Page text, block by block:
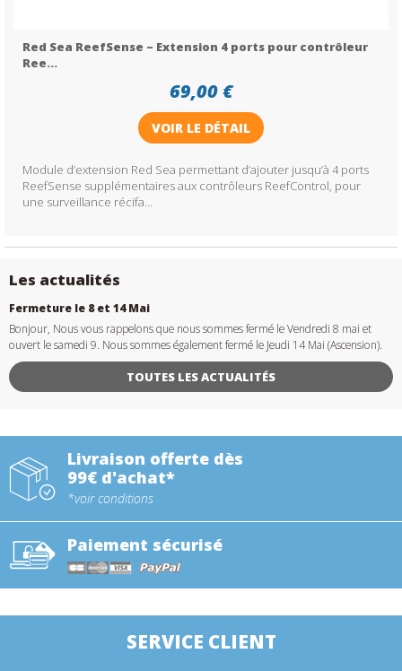
Red Sea ReefSense – Extension 4 ports pour contrôleur
Ree...
69,00 €
VOIR LE DÉTAIL
Module d’extension Red Sea permettant d’ajouter jusqu’à 4 ports
ReefSense supplémentaires aux contrôleurs ReefControl, pour
une surveillance récifa...
Les actualités
Fermeture le 8 et 14 Mai
Bonjour, Nous vous rappelons que nous sommes fermé le Vendredi 8 mai et
ouvert le samedi 9. Nous sommes également fermé le Jeudi 14 Mai (Ascension).
TOUTES LES ACTUALITÉS
Livraison offerte dès
99€ d'achat*
*voir conditions
Paiement sécurisé
SERVICE CLIENT